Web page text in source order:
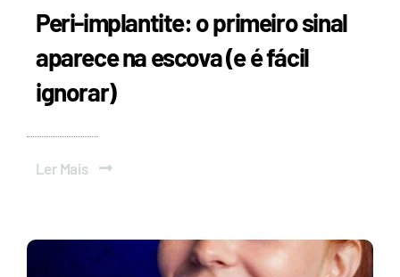
Peri-implantite: o primeiro sinal
aparece na escova (e é fácil
ignorar)
Ler Mais